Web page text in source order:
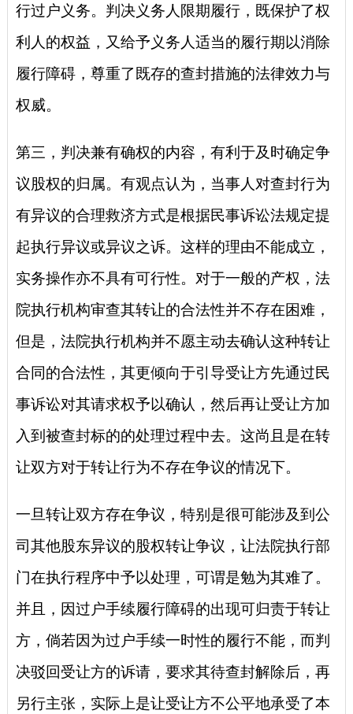
行过户义务。判决义务人限期履行，既保护了权
利人的权益，又给予义务人适当的履行期以消除
履行障碍，尊重了既存的查封措施的法律效力与
权威。
第三，判决兼有确权的内容，有利于及时确定争
议股权的归属。有观点认为，当事人对查封行为
有异议的合理救济方式是根据民事诉讼法规定提
起执行异议或异议之诉。这样的理由不能成立，
实务操作亦不具有可行性。对于一般的产权，法
院执行机构审查其转让的合法性并不存在困难，
但是，法院执行机构并不愿主动去确认这种转让
合同的合法性，其更倾向于引导受让方先通过民
事诉讼对其请求权予以确认，然后再让受让方加
入到被查封标的的处理过程中去。这尚且是在转
让双方对于转让行为不存在争议的情况下。
一旦转让双方存在争议，特别是很可能涉及到公
司其他股东异议的股权转让争议，让法院执行部
门在执行程序中予以处理，可谓是勉为其难了。
并且，因过户手续履行障碍的出现可归责于转让
方，倘若因为过户手续一时性的履行不能，而判
决驳回受让方的诉请，要求其待查封解除后，再
另行主张，实际上是让受让方不公平地承受了本